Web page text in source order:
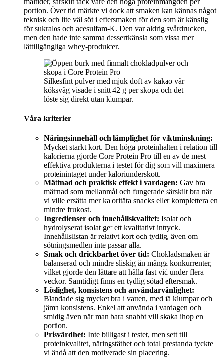
måltider, särskilt tack vare den höga proteinmängden per
portion. Över tid märkte vi dock att smaken kan kännas något
teknisk och lite väl söt i eftersmaken för den som är känslig
för sukralos och acesulfam-K. Den var aldrig svårdrucken,
men den hade inte samma dessertkänsla som vissa mer
lättillgängliga whey-produkter.
Silkesfint pulver med mjuk doft av kakao vår
köksvåg visade i snitt 42 g per skopa och det
löste sig direkt utan klumpar.
Våra kriterier
Näringsinnehåll och lämplighet för viktminskning:
Mycket starkt kort. Den höga proteinhalten i relation till
kalorierna gjorde Core Protein Pro till en av de mest
effektiva produkterna i testet för dig som vill maximera
proteinintaget under kaloriunderskott.
Mättnad och praktisk effekt i vardagen: Gav bra
mättnad som mellanmål och fungerade särskilt bra när
vi ville ersätta mer kaloritäta snacks eller komplettera en
mindre frukost.
Ingredienser och innehållskvalitet: Isolat och
hydrolyserat isolat ger ett kvalitativt intryck.
Innehållslistan är relativt kort och tydlig, även om
sötningsmedlen inte passar alla.
Smak och drickbarhet över tid: Chokladsmaken är
balanserad och mindre sliskig än många konkurrenter,
vilket gjorde den lättare att hålla fast vid under flera
veckor. Samtidigt finns en tydlig sötad eftersmak.
Löslighet, konsistens och användarvänlighet:
Blandade sig mycket bra i vatten, med få klumpar och
jämn konsistens. Enkel att använda i vardagen och
smidig även när man bara snabbt vill skaka ihop en
portion.
Prisvärdhet: Inte billigast i testet, men sett till
proteinkvalitet, näringstäthet och total prestanda tyckte
vi ändå att den motiverade sin placering.